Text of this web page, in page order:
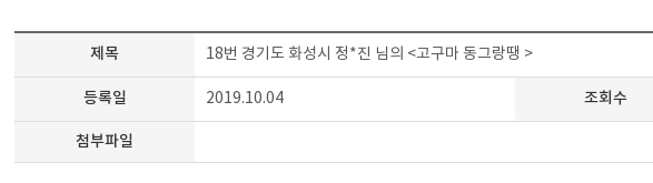
제목 18번 경기도 화성시 정*진 님의 <고구마 동그랑땡 >
등록일 2019.10.04 조회수
첨부파일